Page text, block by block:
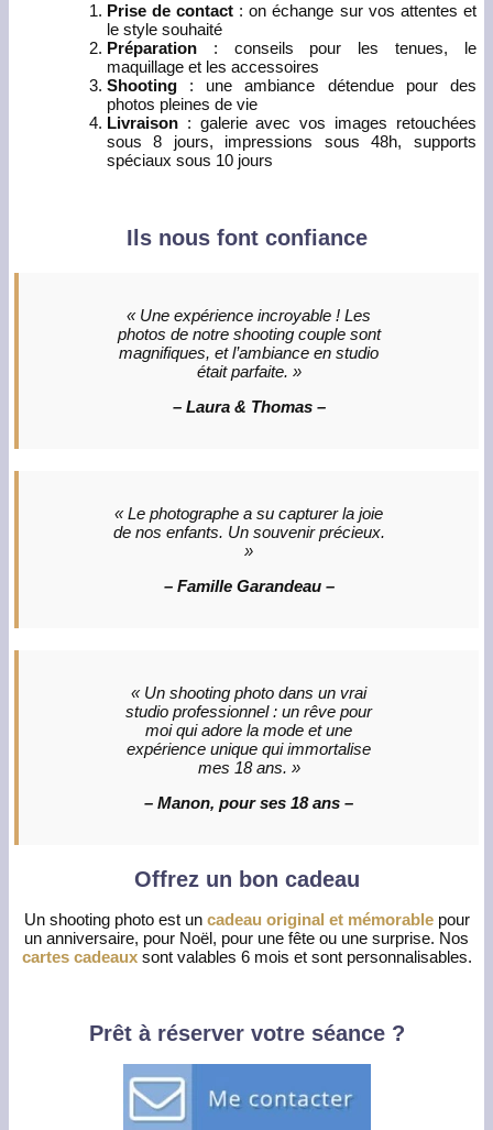
Prise de contact : on échange sur vos attentes et
le style souhaité
Préparation: conseils pour les tenues, le
maquillage et les accessoires
Shooting: une ambiance détendue pour des
photos pleines de vie
Livraison: galerie avec vos images retouchées
sous 8 jours, impressions sous 48h, supports
spéciaux sous 10 jours
Ils nous font confiance
« Une expérience incroyable ! Les
photos de notre shooting couple sont
magnifiques, et l’ambiance en studio
était parfaite. »
– Laura & Thomas –
« Le photographe a su capturer la joie
de nos enfants. Un souvenir précieux.
»
– Famille Garandeau –
« Un shooting photo dans un vrai
studio professionnel : un rêve pour
moi qui adore la mode et une
expérience unique qui immortalise
mes 18 ans. »
– Manon, pour ses 18 ans –
Offrez un bon cadeau
Un shooting photo est un cadeau original et mémorablepour
un anniversaire, pour Noël, pour une fête ou une surprise. Nos
cartes cadeauxsont valables 6 mois et sont personnalisables.
Prêt à réserver votre séance ?